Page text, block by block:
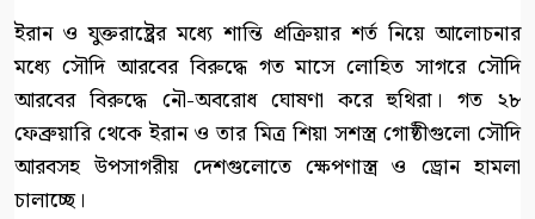
ইরান ও যুক্তরাষ্ট্রের মধ্যে শান্তি প্রক্রিয়ার শর্ত নিয়ে আলোচনার
মধ্যে সৌদি আরবের বিরুদ্ধে গত মাসে লোহিত সাগরে সৌদি
আরবের বিরুদ্ধে নৌ-অবরোধ ঘোষণা করে হুথিরা। গত ২৮
ফেব্রুয়ারি থেকে ইরান ও তার মিত্র শিয়া সশস্ত্র গোষ্ঠীগুলো সৌদি
আরবসহ উপসাগরীয় দেশগুলোতে ক্ষেপণাস্ত্র ও ড্রোন হামলা
চালাচ্ছে।